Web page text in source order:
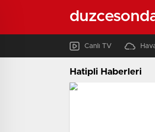
Canlı TV
Hatipli Haberleri